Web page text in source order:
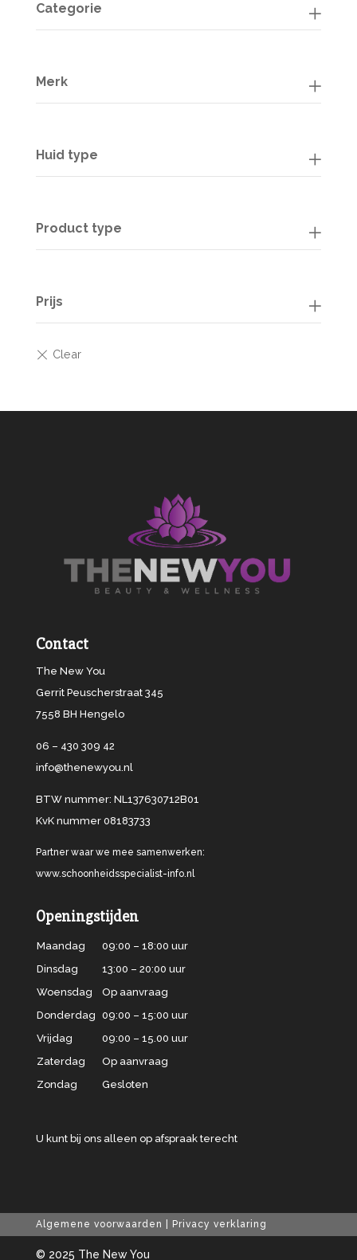
Categorie
Merk
Huid type
Product type
Prijs
Contact
The New You
Gerrit Peuscherstraat 345
7558 BH Hengelo
06 – 430 309 42
info@thenewyou.nl
BTW nummer: NL137630712B01
KvK nummer 08183733
Partner waar we mee samenwerken:
www.schoonheidsspecialist-info.nl
Openingstijden
Maandag
09:00 – 18:00 uur
Dinsdag
13:00 – 20:00 uur
Woensdag
Op aanvraag
Donderdag 09:00 – 15:00 uur
Vrijdag
09:00 – 15.00 uur
Zaterdag
Op aanvraag
Zondag
Gesloten
U kunt bij ons alleen op afspraak terecht
Algemene voorwaarden Privacy verklaring
© 2025 The New You